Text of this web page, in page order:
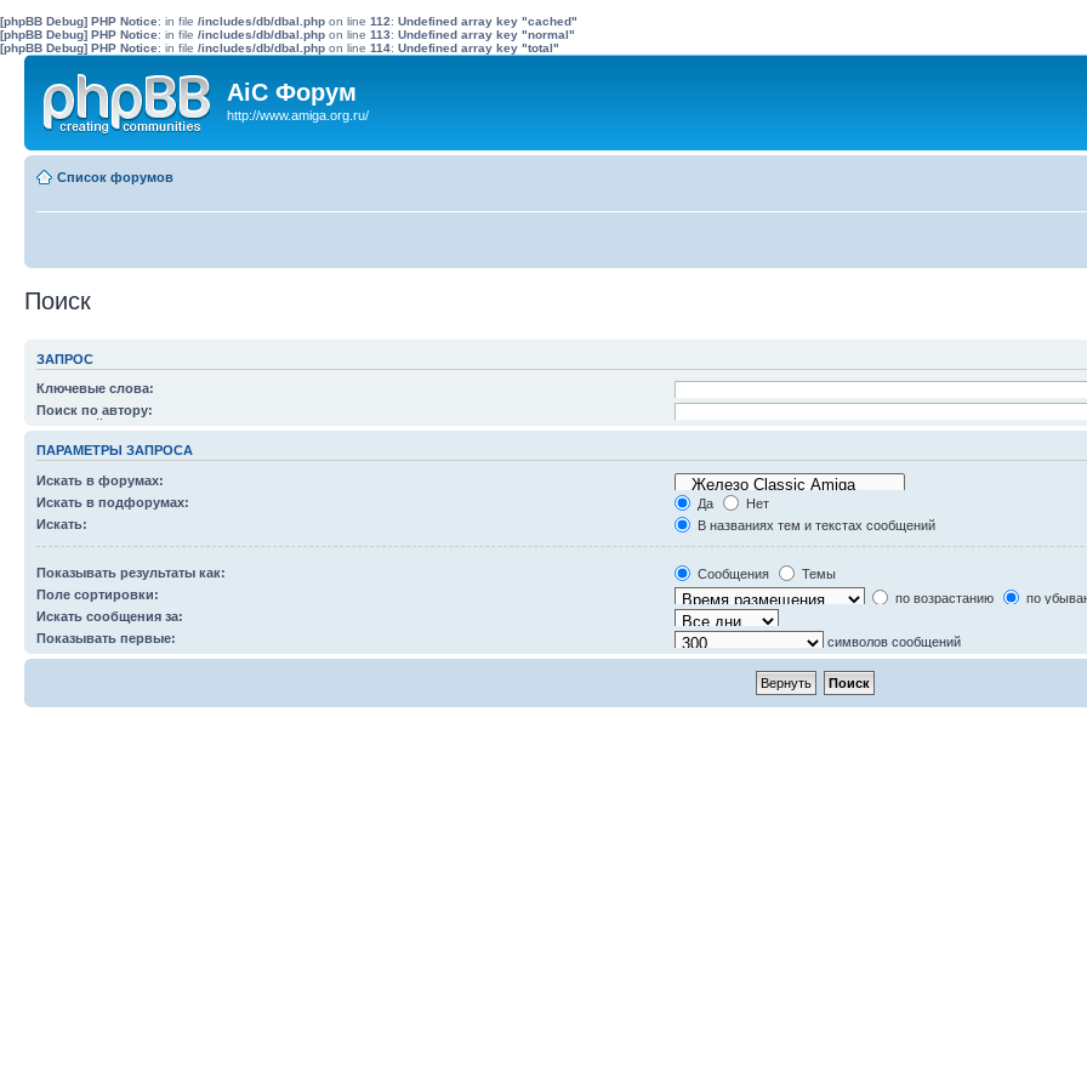
[phpBB Debug] PHP Notice: in file /includes/db/dbal.php on line 112: Undefined array key "cached"
[phpBB Debug] PHP Notice: in file /includes/db/dbal.php on line 113: Undefined array key "normal"
[phpBB Debug] PHP Notice: in file /includes/db/dbal.php on line 114: Undefined array key "total"
AiC Форум
http://www.amiga.org.ru/
Список форумов
Поиск
ЗАПРОС
Ключевые слова:
Вы можете использовать
слов, которых в результатах быть не должно. Вы можете разделить слова символом
любого слова из списка. Используйте*в качестве шаблона для частичного совпадения.
Искать любое слово/поиск с языком запросов
Поиск по автору:
Используйте * в качестве шаблона.
ПАРАМЕТРЫ ЗАПРОСА
Искать в форумах:
Выберите форум или форумы, в которых будет произведен поиск. Поиск в подфорумах
производится автоматически, если вы не отключили соответствующую опцию ниже.
Искать в подфорумах: Да
Нет
Искать:
В названиях тем и текстах сообщений
Только в текстах сообщений
Только по названию темы
Только в первом сообщении темы
Показывать результаты как: Сообщения
Темы
Поле сортировки:
по возрастанию
по
Искать сообщения за:
Показывать первые:
символов сообщений